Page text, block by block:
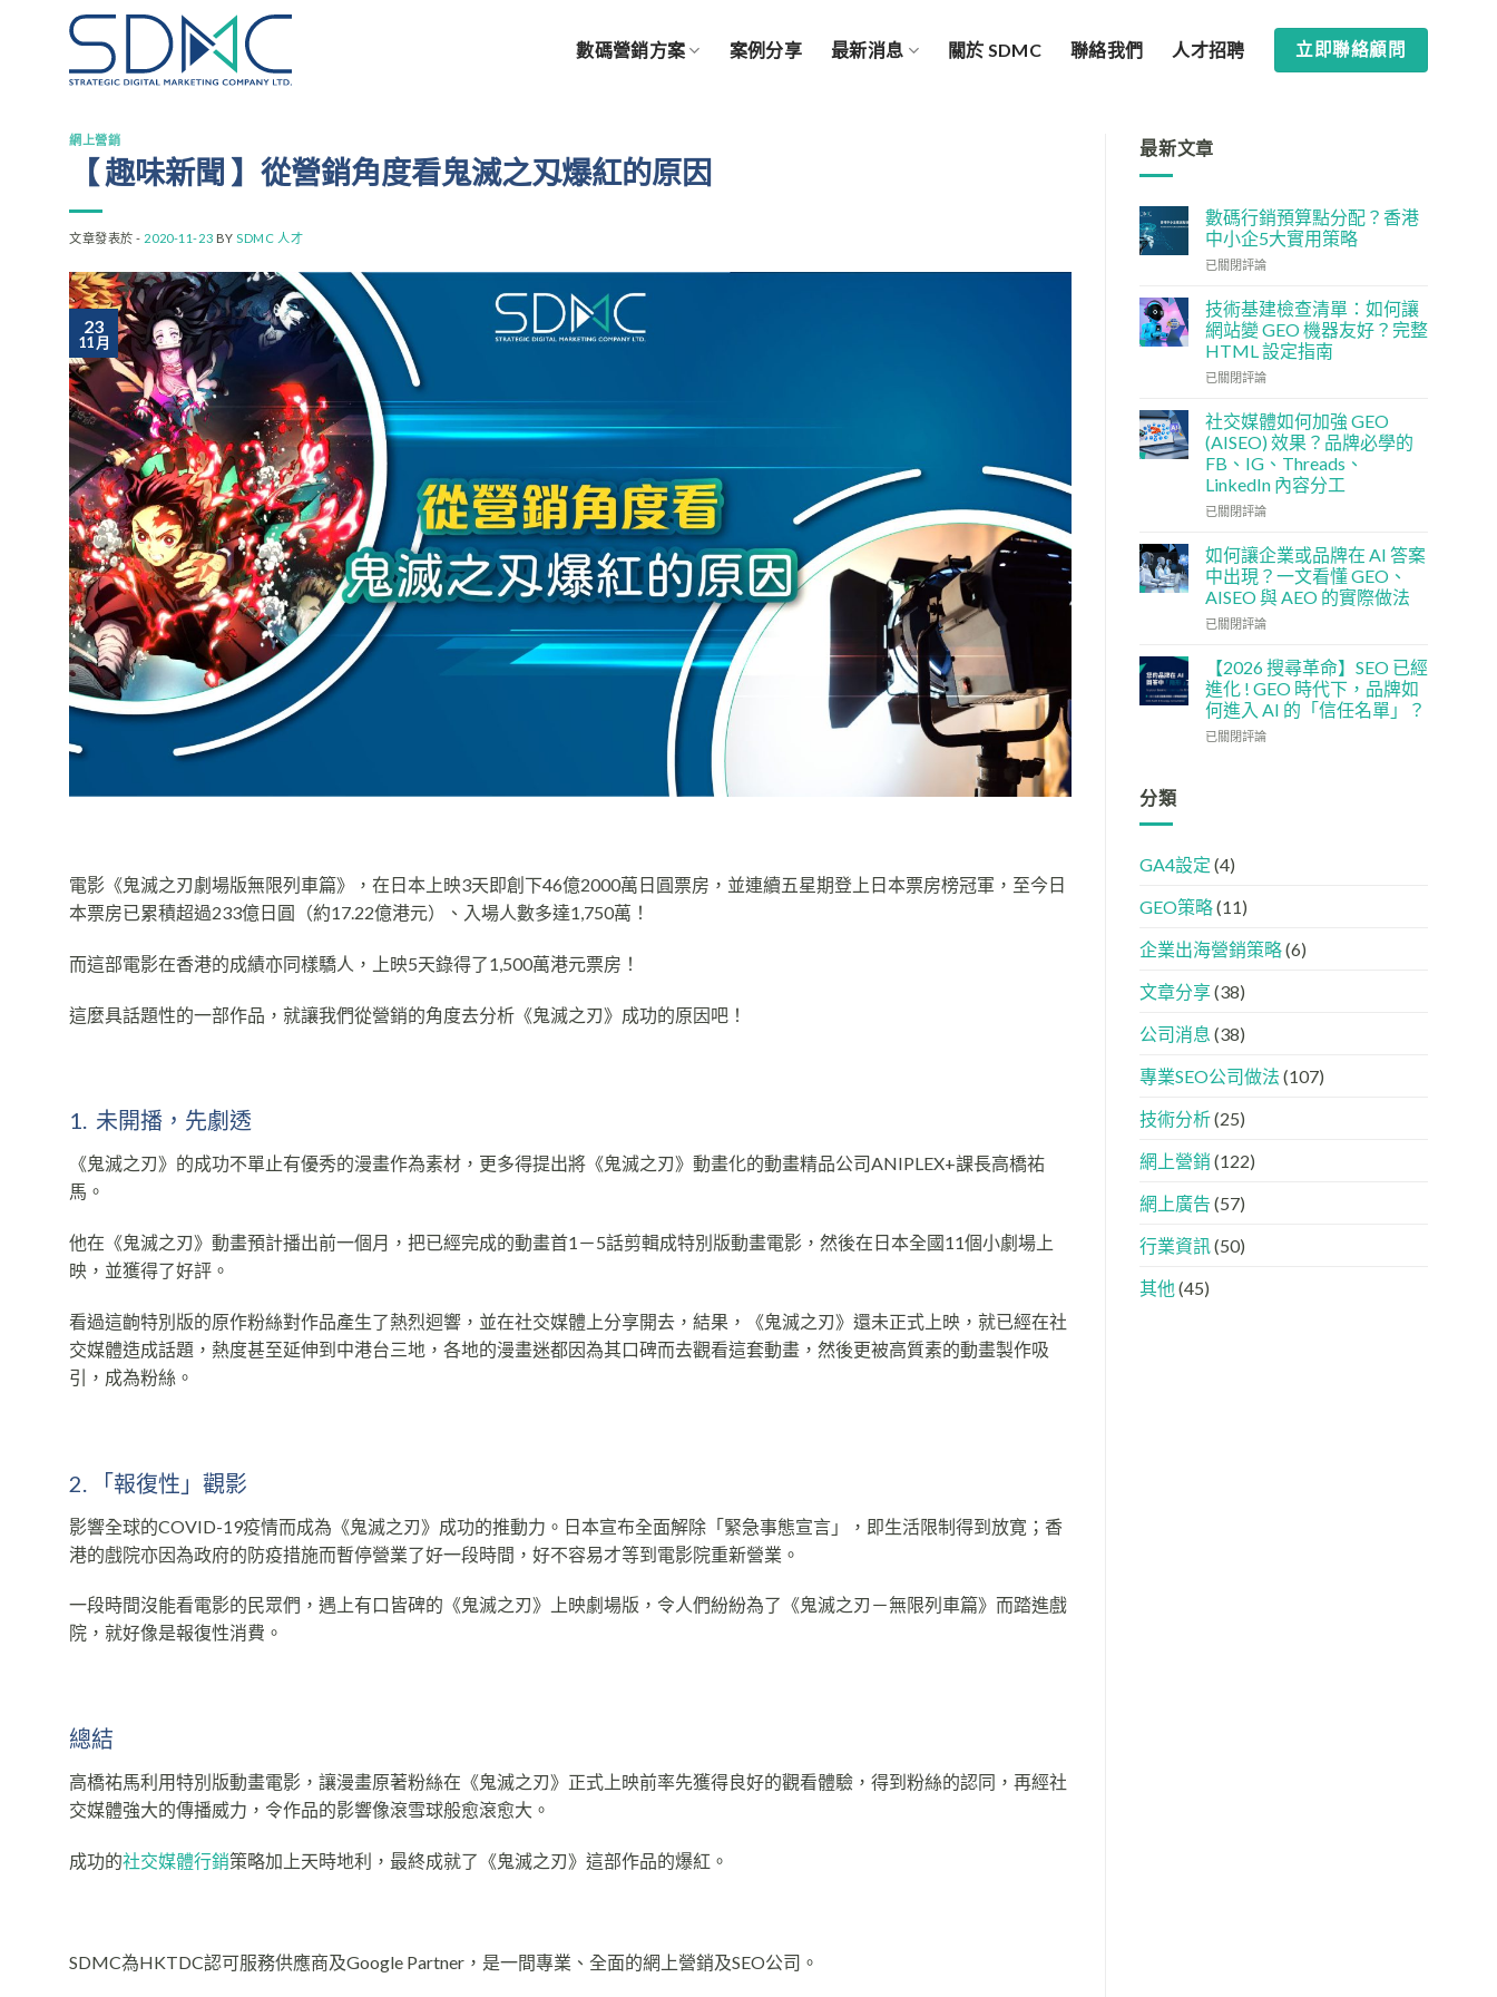
數碼營銷方案 案例分享 最新消息 關於 SDMC 聯絡我們 人才招聘 立即聯絡顧問
網上營銷
【 趣味新聞 】從營銷角度看鬼滅之刄爆紅的原因
文章發表於 - 2020-11-23 BY SDMC 人才
23
11 月
電影《鬼滅之刃劇場版無限列車篇》，在日本上映3天即創下46億2000萬日圓票房，並連續五星期登上日本票房榜冠軍，至今日
本票房已累積超過233億日圓（約17.22億港元）、入場人數多達1,750萬！
而這部電影在香港的成績亦同樣驕人，上映5天錄得了1,500萬港元票房！
這麼具話題性的一部作品，就讓我們從營銷的角度去分析《鬼滅之刃》成功的原因吧！
1. 未開播，先劇透
《鬼滅之刃》的成功不單止有優秀的漫畫作為素材，更多得提出將《鬼滅之刃》動畫化的動畫精品公司ANIPLEX+課長高橋祐
馬。
他在《鬼滅之刃》動畫預計播出前一個月，把已經完成的動畫首1－5話剪輯成特別版動畫電影，然後在日本全國11個小劇場上
映，並獲得了好評。
看過這齣特別版的原作粉絲對作品產生了熱烈迴響，並在社交媒體上分享開去，結果，《鬼滅之刃》還未正式上映，就已經在社
交媒體造成話題，熱度甚至延伸到中港台三地，各地的漫畫迷都因為其口碑而去觀看這套動畫，然後更被高質素的動畫製作吸
引，成為粉絲。
2. 「報復性」觀影
影響全球的COVID-19疫情而成為《鬼滅之刃》成功的推動力。日本宣布全面解除「緊急事態宣言」，即生活限制得到放寛；香
港的戲院亦因為政府的防疫措施而暫停營業了好一段時間，好不容易才等到電影院重新營業。
一段時間沒能看電影的民眾們，遇上有口皆碑的《鬼滅之刃》上映劇場版，令人們紛紛為了《鬼滅之刃－無限列車篇》而踏進戲
院，就好像是報復性消費。
總結
高橋祐馬利用特別版動畫電影，讓漫畫原著粉絲在《鬼滅之刃》正式上映前率先獲得良好的觀看體驗，得到粉絲的認同，再經社
交媒體強大的傳播威力，令作品的影響像滾雪球般愈滾愈大。
成功的社交媒體行銷策略加上天時地利，最終成就了《鬼滅之刃》這部作品的爆紅。
SDMC為HKTDC認可服務供應商及Google Partner，是一間專業、全面的網上營銷及SEO公司。
最新文章
數碼行銷預算點分配？香港
中小企5大實用策略
數
行
銷
預
算
點
配？
香
港
中
小
企
大
實
用
策
略
已關閉評論
技術基建檢查清單：如何讓
網站變 GEO 機器友好？完整
HTML 設定指南
技
基
建
檢
查
清
單：
何
讓
網
站
變
器
友
好？
完
已關閉評論
社交媒體如何加強 GEO
(AISEO) 效果？品牌必學的
FB、IG、Threads、
LinkedIn 內容分工
社
媒
體
如
何
加
GEO
(AISEO)
效
果？
品
Threads、
內
分
已關閉評論
如何讓企業或品牌在 AI 答案
中出現？一文看懂 GEO、
AISEO 與 AEO 的實際做法
如
企
業
或
品
出
一
看
懂
AISEO
AEO
實
做
已關閉評論
【2026 搜尋革命】SEO 已經
進化 ! GEO 時代下，品牌如
何進入 AI 的「信任名單」？
【2026
經
化
GEO
時
下，
牌
何
入
AI
的
「信
名
已關閉評論
分類
GA4設定 (4)
GEO策略(11)
企業出海營銷策略(6)
文章分享(38)
公司消息 (38)
專業SEO公司做法 (107)
技術分析(25)
網上營銷 (122)
網上廣告 (57)
行業資訊(50)
其他 (45)